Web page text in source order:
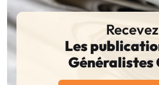
Recevez
Les
Généralistes